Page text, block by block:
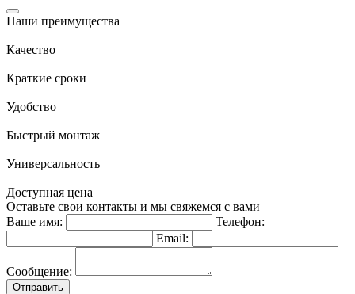
Наши преимущества
Качество
Краткие сроки
Удобство
Быстрый монтаж
Универсальность
Доступная цена
Оставьте свои контакты и мы свяжемся с вами
Ваше имя:
Телефон:
Email:
Сообщение:
Отправить